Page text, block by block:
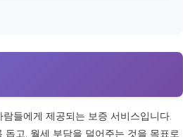
들에게 제공되는 보증 서비스입니다.
고, 월세 부담을 덜어주는 것을 목표로